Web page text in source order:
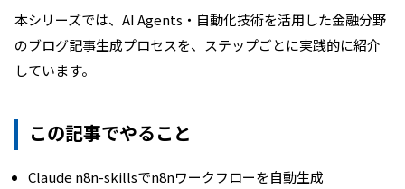
本シリーズでは、AI Agents・自動化技術を活用した金融分野
のブログ記事生成プロセスを、ステップごとに実践的に紹介
しています。
この記事でやること
Claude n8n-skillsでn8nワークフローを自動生成